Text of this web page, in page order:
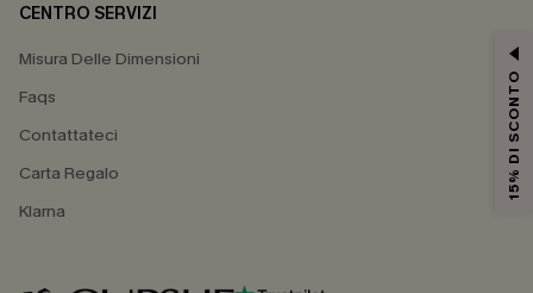
CENTRO SERVIZI
Misura Delle Dimensioni
Faqs
Contattateci
Carta Regalo
Klarna
15% DI SCONTO